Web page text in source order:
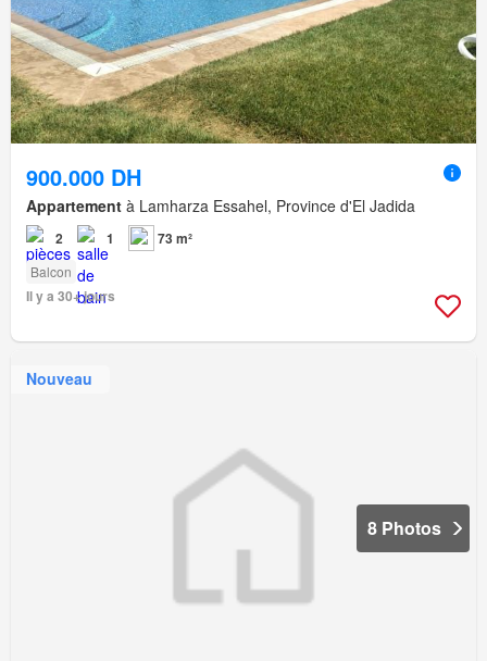
900.000 DH
Appartement à Lamharza Essahel, Province d'El Jadida
2 1 73 m²
Balcon
Il y a 30+ jours
Nouveau
8 Photos